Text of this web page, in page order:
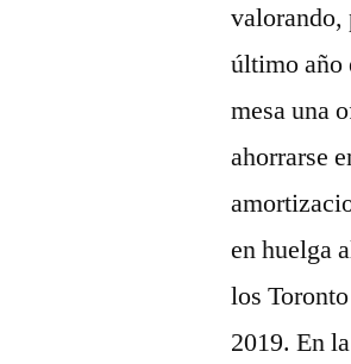
valorando,
último año
mesa una
ahorrarse
en huelga
los
2019. En